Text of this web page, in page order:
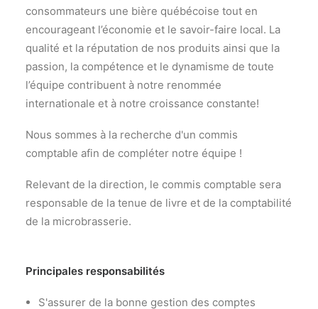
consommateurs une bière québécoise tout en
encourageant l’économie et le savoir-faire local. La
qualité et la réputation de nos produits ainsi que la
passion, la compétence et le dynamisme de toute
l’équipe contribuent à notre renommée
internationale et à notre croissance constante!
Nous sommes à la recherche d'un commis
comptable afin de compléter notre équipe !
Relevant de la direction, le commis comptable sera
responsable de la tenue de livre et de la comptabilité
de la microbrasserie.
Principales responsabilités
S'assurer de la bonne gestion des comptes